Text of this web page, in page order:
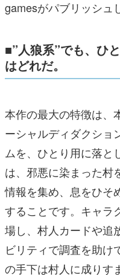
gamesがパブリッシュ
■”人狼系”でも、ひ
はどれだ。
本作の最大の特徴は、
ーシャルディダクショ
ムを、ひとり用に落と
は、邪悪に染まった村
情報を集め、息をひそ
することです。キャラ
場し、村人カードや追
ビリティで調査を助け
の手下は村人に成りす